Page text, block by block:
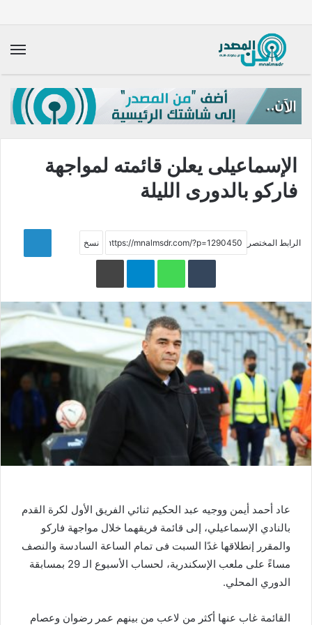
الإسماعيلى يعلن قائمته لمواجهة
فاركو بالدورى الليلة
الرابط المختصر
LinkedIn
WhatsApp
Telegramطباعة
عاد أحمد أيمن ووجيه عبد الحكيم ثنائي الفريق الأول لكرة القدم
بالنادي الإسماعيلي، إلى قائمة فريقهما خلال مواجهة فاركو
والمقرر إنطلاقها غدًا السبت فى تمام الساعة السادسة والنصف
مساءً على ملعب الإسكندرية، لحساب الأسبوع الـ 29 بمسابقة
الدوري المحلي.
القائمة غاب عنها أكثر من لاعب من بينهم عمر رضوان وعصام